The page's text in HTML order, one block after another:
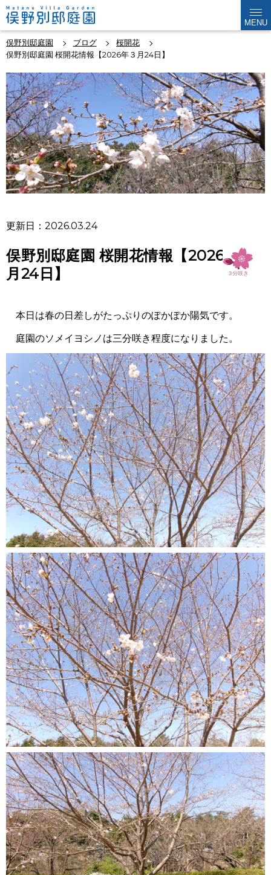
MENU
俣野別邸庭園 ブログ
桜開花
俣野別邸庭園 桜開花情報【2026年３月24日】
更新日：2026.03.24
俣野別邸庭園 桜開花情報【2026年３
月24日】
本日は春の日差しがたっぷりのぽかぽか陽気です。
庭園のソメイヨシノは三分咲き程度になりました。